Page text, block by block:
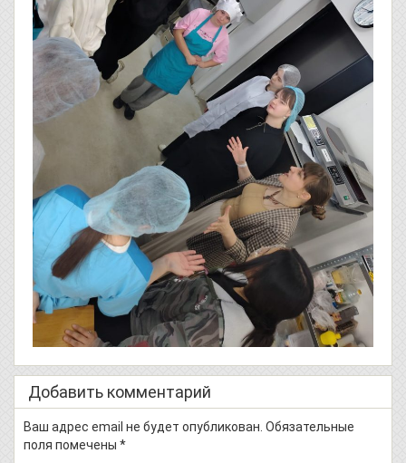
Добавить комментарий
Ваш адрес email не будет опубликован. Обязательные
поля помечены *